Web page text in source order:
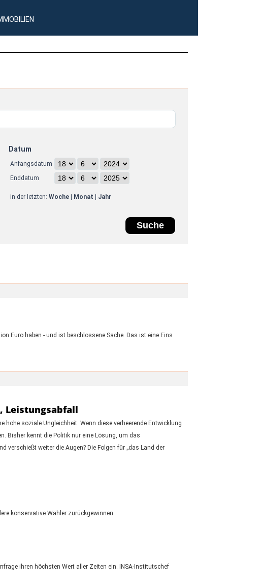
Datum
Anfangsdatum
Enddatum
in der letzten: Woche| Monat Jahr
Euro haben - und ist beschlossene Sache. Das ist eine Eins
Leistungsabfall
soziale Ungleichheit. Wenn diese verheerende Entwicklung
Bisher kennt die Politik nur eine Lösung, um das
weiter die Augen? Die Folgen für „das Land der
konservative Wähler zurückgewinnen.
ihren höchsten Wert aller Zeiten ein. INSA-Institutschef